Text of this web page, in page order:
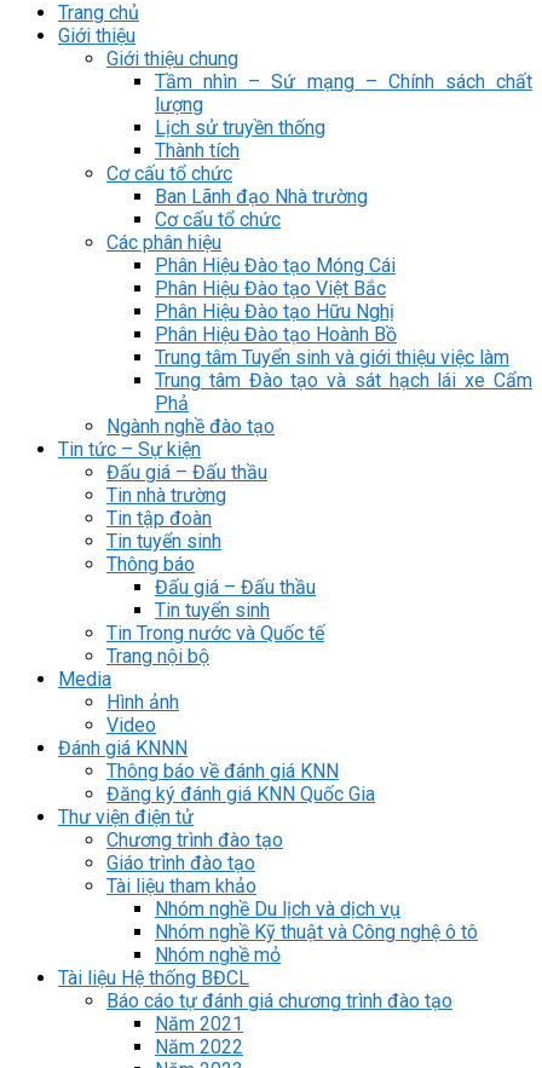
Trang chủ
Giới thiệu
Giới thiệu chung
Tầm nhìn – Sứ mạng – Chính sách chất
lượng
Lịch sử truyền thống
Thành tích
Cơ cấu tổ chức
Ban Lãnh đạo Nhà trường
Cơ cấu tổ chức
Các phân hiệu
Phân Hiệu Đào tạo Móng Cái
Phân Hiệu Đào tạo Việt Bắc
Phân Hiệu Đào tạo Hữu Nghị
Phân Hiệu Đào tạo Hoành Bồ
Trung tâm Tuyển sinh và giới thiệu việc làm
Trung tâm Đào tạo và sát hạch lái xe Cẩm
Phả
Ngành nghề đào tạo
Tin tức – Sự kiện
Đấu giá – Đấu thầu
Tin nhà trường
Tin tập đoàn
Tin tuyển sinh
Thông báo
Đấu giá – Đấu thầu
Tin tuyển sinh
Tin Trong nước và Quốc tế
Trang nội bộ
Media
Hình ảnh
Video
Đánh giá KNNN
Thông báo về đánh giá KNN
Đăng ký đánh giá KNN Quốc Gia
Thư viện điện tử
Chương trình đào tạo
Giáo trình đào tạo
Tài liệu tham khảo
Nhóm nghề Du lịch và dịch vụ
Nhóm nghề Kỹ thuật và Công nghệ ô tô
Nhóm nghề mỏ
Tài liệu Hệ thống BĐCL
Báo cáo tự đánh giá chương trình đào tạo
Năm 2021
Năm 2022